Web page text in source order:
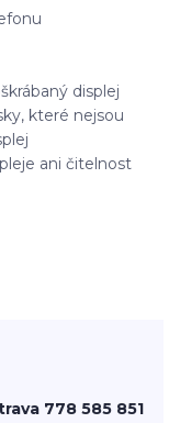
displej
které nejsou
ani čitelnost
778 585 851